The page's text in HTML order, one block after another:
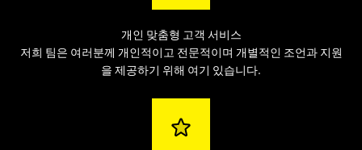
개인 맞춤형 고객 서비스
저희 팀은 여러분께 개인적이고 전문적이며 개별적인 조언과 지원
을 제공하기 위해 여기 있습니다.